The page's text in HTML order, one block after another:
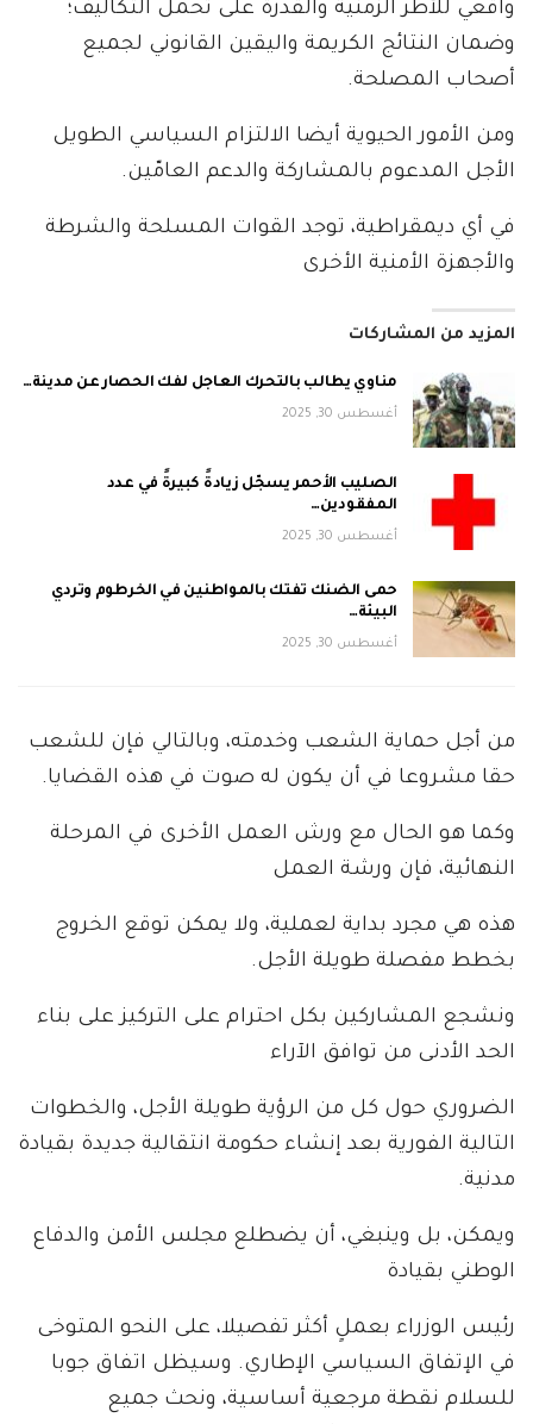
واقعي للأطر الزمنية والقدرة على تحمل التكاليف؛
وضمان النتائج الكريمة واليقين القانوني لجميع
أصحاب المصلحة.
ومن الأمور الحيوية أيضا الالتزام السياسي الطويل
الأجل المدعوم بالمشاركة والدعم العامّين.
في أي ديمقراطية، توجد القوات المسلحة والشرطة
والأجهزة الأمنية الأخرى
المزيد من المشاركات
مناوي يطالب بالتحرك العاجل لفك الحصار عن مدينة…
أغسطس 30, 2025
الصليب الأحمر يسجّل زيادةً كبيرةً في عدد
المفقودين…
أغسطس 30, 2025
حمى الضنك تفتك بالمواطنين في الخرطوم وتردي
البيئة…
أغسطس 30, 2025
من أجل حماية الشعب وخدمته، وبالتالي فإن للشعب
حقا مشروعا في أن يكون له صوت في هذه القضايا.
وكما هو الحال مع ورش العمل الأخرى في المرحلة
النهائية، فإن ورشة العمل
هذه هي مجرد بداية لعملية، ولا يمكن توقع الخروج
بخطط مفصلة طويلة الأجل.
ونشجع المشاركين بكل احترام على التركيز على بناء
الحد الأدنى من توافق الآراء
الضروري حول كل من الرؤية طويلة الأجل، والخطوات
التالية الفورية بعد إنشاء حكومة انتقالية جديدة بقيادة
مدنية.
ويمكن، بل وينبغي، أن يضطلع مجلس الأمن والدفاع
الوطني بقيادة
رئيس الوزراء بعملٍ أكثر تفصيلا، على النحو المتوخى
في الإتفاق السياسي الإطاري. وسيظل اتفاق جوبا
للسلام نقطة مرجعية أساسية، ونحث جميع